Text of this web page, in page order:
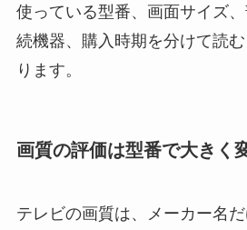
使っている型番、画面サイズ
続機器、購入時期を分けて読
ります。
画質の評価は型番で大きく
テレビの画質は、メーカー名